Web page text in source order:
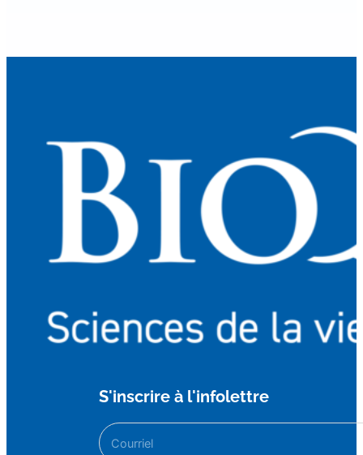
S'inscrire à l'infolettre